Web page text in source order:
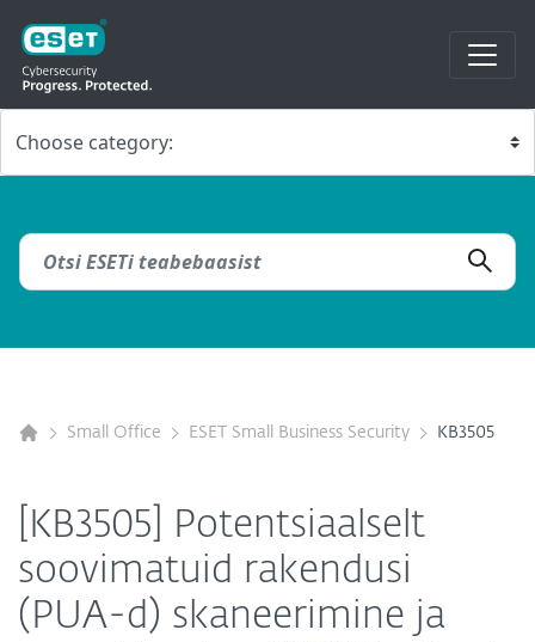
Small Office ESET Small Business Security KB3505
[KB3505] Potentsiaalselt
soovimatuid rakendusi
(PUA-d) skaneerimine ja